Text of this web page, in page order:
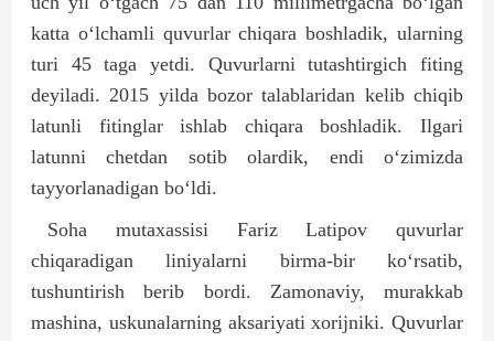
katta o‘lchamli quvurlar chiqara boshladik, ularning
turi 45 taga yetdi. Quvurlarni tutashtirgich fiting
deyiladi. 2015 yilda bozor talablaridan kelib chiqib
latunli fitinglar ishlab chiqara boshladik. Ilgari
latunni chetdan sotib olardik, endi o‘zimizda
tayyorlanadigan bo‘ldi.
Soha mutaxassisi Fariz Latipov quvurlar
chiqaradigan liniyalarni birma-bir ko‘rsatib,
tushuntirish berib bordi. Zamonaviy, murakkab
mashina, uskunalarning aksariyati xorijniki. Quvurlar